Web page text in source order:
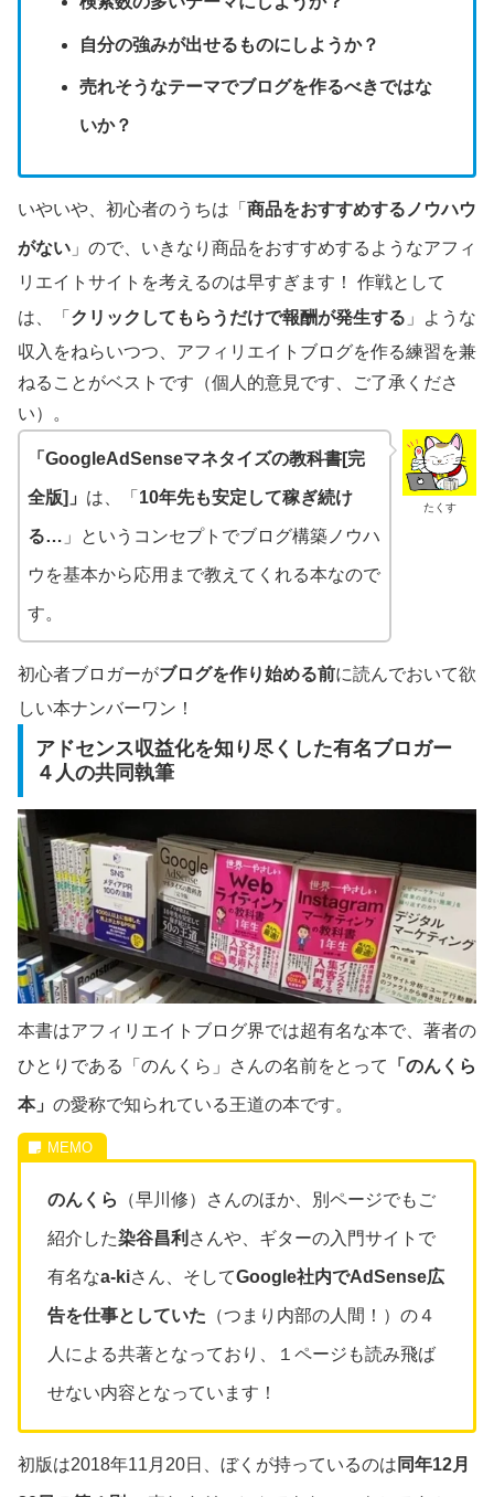
自分の強みが出せるものにしようか？
売れそうなテーマでブログを作るべきではな
いか？
いやいや、初心者のうちは「 商品をおすすめするノウハウ
がない 」ので、いきなり商品をおすすめするようなアフィ
リエイトサイトを考えるのは早すぎます！ 作戦として
は、「 クリックしてもらうだけで報酬が発生する 」ような
収入をねらいつつ、アフィリエイトブログを作る練習を兼
ねることがベストです（個人的意見です、ご了承くださ
い）。
たくす
「GoogleAdSenseマネタイズの教科書[完
全版]」 は、「 10年先も安定して稼ぎ続け
る… 」というコンセプトでブログ構築ノウハ
ウを基本から応用まで教えてくれる本なので
す。
初心者ブロガーがブログを作り始める前に読んでおいて欲
しい本ナンバーワン！
アドセンス収益化を知り尽くした有名ブロガー
４人の共同執筆
本書はアフィリエイトブログ界では超有名な本で、著者の
ひとりである「のんくら」さんの名前をとって
「のんくら
本」 の愛称で知られている王道の本です。
のんくら （早川修）さんのほか、別ページでもご
紹介した染谷昌利 さんや、ギターの入門サイトで
有名なa-kiさん、そしてGoogle社内でAdSense広
告を仕事としていた （つまり内部の人間！）の４
人による共著となっており、１ページも読み飛ば
せない内容となっています！
初版は2018年11月20日、ぼくが持っているのは 同年12月